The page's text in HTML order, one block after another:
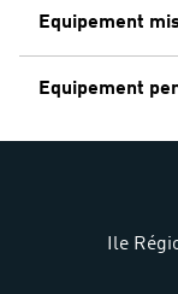
Equipement
Equipement
Ile